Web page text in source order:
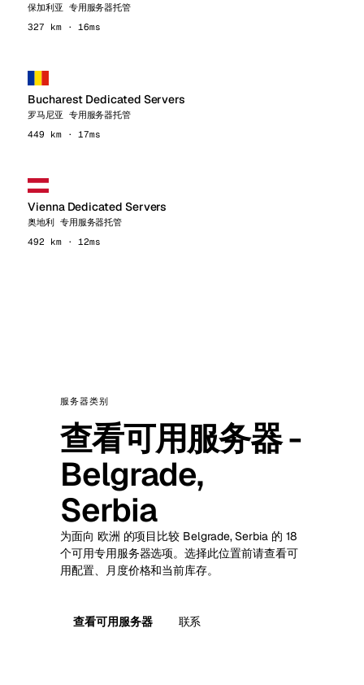
保加利亚 专用服务器托管
327 km · 16ms
Bucharest Dedicated Servers
罗马尼亚 专用服务器托管
449 km · 17ms
Vienna Dedicated Servers
奥地利 专用服务器托管
492 km · 12ms
服务器类别
查看可用服务器 -
Belgrade,
Serbia
为面向 欧洲 的项目比较 Belgrade, Serbia 的 18
个可用专用服务器选项。选择此位置前请查看可
用配置、月度价格和当前库存。
查看可用服务器 联系